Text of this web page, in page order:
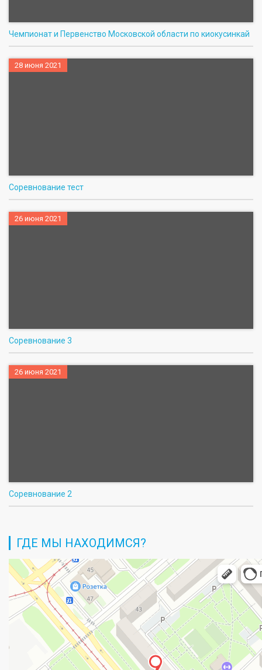
Чемпионат и Первенство Московской области по киокусинкай
28 июня 2021
Соревнование тест
26 июня 2021
Соревнование 3
26 июня 2021
Соревнование 2
ГДЕ МЫ НАХОДИМСЯ?